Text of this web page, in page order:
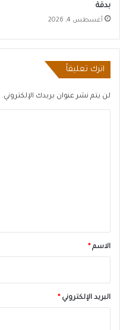
بدقة
أغسطس 4, 2026
اترك تعليقاً
لن يتم نشر عنوان بريدك الإلكتروني.
*الاسم *
البريد الإلكتروني *